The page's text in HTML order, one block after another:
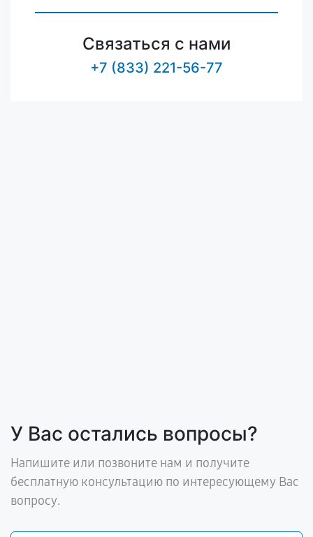
Связаться с нами
+7 (833) 221-56-77
У Вас остались вопросы?
Напишите или позвоните нам и получите
бесплатную консультацию по интересующему Вас
вопросу.